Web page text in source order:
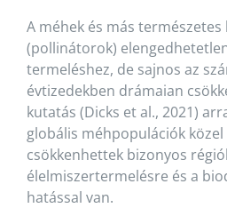
A méhek és más
(pollinátorok)
termeléshez, de sajnos az
évtizedekben drámaian
kutatás (Dicks et al., 2021)
globális méhpopulációk közel
csökkenhettek bizonyos
élelmiszertermelésre és a
hatással van.